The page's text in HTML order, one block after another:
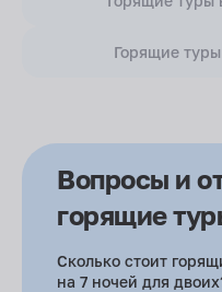
Горящие
Вопросы и
горящие
Сколько стоит
на 7 ночей для